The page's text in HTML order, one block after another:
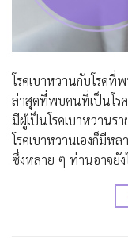
โรคเบาหวานกับโรคที่
ล่าสุดที่พบคนที่เป็นโร
มีผู้เป็นโรคเบาหวาน
โรคเบาหวานเองก็มีห
ซึ่งหลาย ๆ ท่านอาจยั